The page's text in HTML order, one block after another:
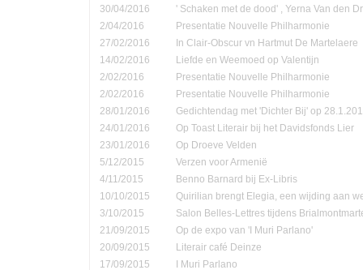
30/04/2016
' Schaken met de dood' , Yerna Van den
2/04/2016
Presentatie Nouvelle Philharmonie
27/02/2016
In Clair-Obscur vn Hartmut De Martelaere
14/02/2016
Liefde en Weemoed op Valentijn
2/02/2016
Presentatie Nouvelle Philharmonie
2/02/2016
Presentatie Nouvelle Philharmonie
28/01/2016
Gedichtendag met 'Dichter Bij' op
24/01/2016
Op Toast Literair bij het Davidsfonds Lier
23/01/2016
Op Droeve Velden
5/12/2015
Verzen voor Armenië
4/11/2015
Benno Barnard bij Ex-Libris
10/10/2015
Quirilian brengt Elegia, een wijding aan
3/10/2015
Salon Belles-Lettres tijdens
21/09/2015
Op de expo van 'I Muri Parlano'
20/09/2015
Literair café Deinze
17/09/2015
I Muri Parlano